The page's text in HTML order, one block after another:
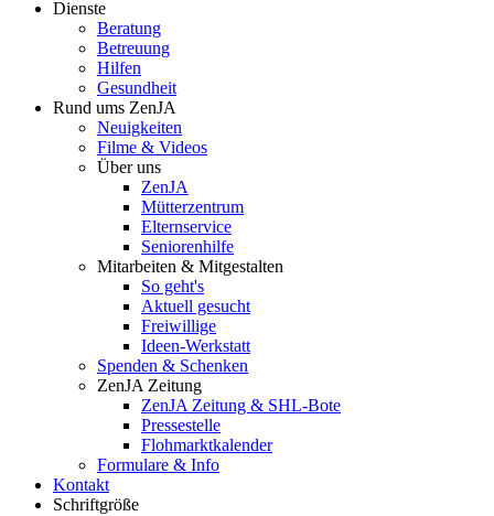
Dienste
Beratung
Betreuung
Hilfen
Gesundheit
Rund ums ZenJA
Neuigkeiten
Filme & Videos
Über uns
ZenJA
Mütterzentrum
Elternservice
Seniorenhilfe
Mitarbeiten & Mitgestalten
So geht's
Aktuell gesucht
Freiwillige
Ideen-Werkstatt
Spenden & Schenken
ZenJA Zeitung
ZenJA Zeitung & SHL-Bote
Pressestelle
Flohmarktkalender
Formulare & Info
Kontakt
Schriftgröße